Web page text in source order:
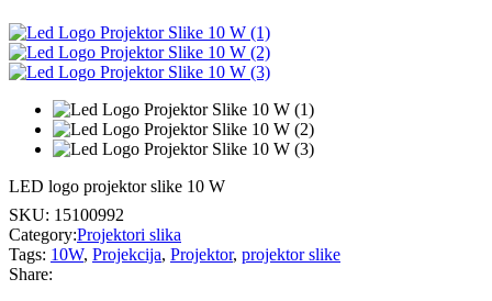
LED logo projektor slike 10 W
SKU: 15100992
Category:Projektori slika
Tags: 10W, Projekcija, Projektor, projektor slike
Share: